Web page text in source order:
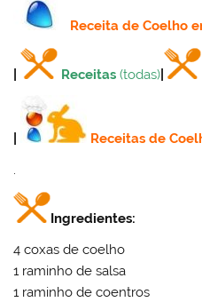
Receitade Coelho
Receitas (todas)
Receitas de
.
Ingredientes:
4 coxas de coelho
1 raminho de salsa
1 raminho de coentros